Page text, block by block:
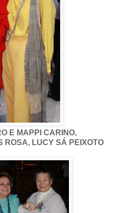
E MAPPI CARINO,
ROSA, LUCY SÁ PEIXOTO